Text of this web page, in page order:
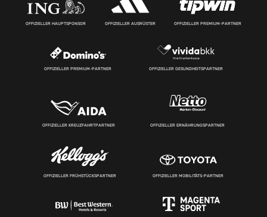
OFFIZIELLER HAUPTSPONSOR OFFIZIELLER AUSRÜSTER OFFIZIELLER PREMIUM-PARTNER
OFFIZIELLER PREMIUM-PARTNER OFFIZIELLER GESUNDHEITSPARTNER
OFFIZIELLER KREUZFAHRTPARTNER OFFIZIELLER ERNÄHRUNGSPARTNER
OFFIZIELLER FRÜHSTÜCKSPARTNER OFFIZIELLER MOBILITÄTS-PARTNER